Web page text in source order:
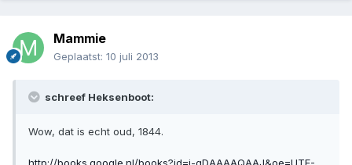
Mammie
Geplaatst: 10 juli 2013
schreef Heksenboot:
Wow, dat is echt oud, 1844.